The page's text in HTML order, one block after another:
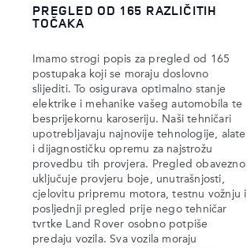
PREGLED OD 165 RAZLIČITIH
TOČAKA
Imamo strogi popis za pregled od 165
postupaka koji se moraju doslovno
slijediti. To osigurava optimalno stanje
elektrike i mehanike vašeg automobila te
besprijekornu karoseriju. Naši tehničari
upotrebljavaju najnovije tehnologije, alate
i dijagnostičku opremu za najstrožu
provedbu tih provjera. Pregled obavezno
uključuje provjeru boje, unutrašnjosti,
cjelovitu pripremu motora, testnu vožnju i
posljednji pregled prije nego tehničar
tvrtke Land Rover osobno potpiše
predaju vozila. Sva vozila moraju